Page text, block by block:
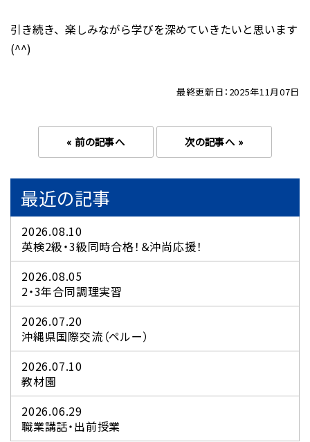
引き続き、楽しみながら学びを深めていきたいと思います
(^^)
最終更新日：2025年11月07日
« 前の記事へ 次の記事へ »
最近の記事
2026.08.10
英検2級・3級同時合格！＆沖尚応援！
2026.08.05
2・3年合同調理実習
2026.07.20
沖縄県国際交流（ペルー）
2026.07.10
教材園
2026.06.29
職業講話・出前授業